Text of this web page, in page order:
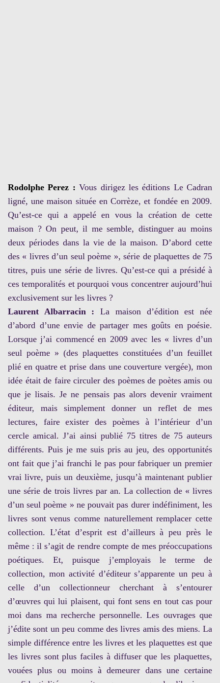
Rodolphe Perez :Vous dirigez les éditions Le Cadran
ligné, une maison située en Corrèze, et fondée en 2009.
Qu’est-ce qui a appelé en vous la création de cette
maison ? On peut, il me semble, distinguer au moins
deux périodes dans la vie de la maison. D’abord cette
des « livres d’un seul poème », série de plaquettes de 75
titres, puis une série de livres. Qu’est-ce qui a présidé à
ces temporalités et pourquoi vous concentrer aujourd’hui
exclusivement sur les livres ?
Laurent Albarracin :La maison d’édition est née
d’abord d’une envie de partager mes goûts en poésie.
Lorsque j’ai commencé en 2009 avec les « livres d’un
seul poème » (des plaquettes constituées d’un feuillet
plié en quatre et prise dans une couverture vergée), mon
idée était de faire circuler des poèmes de poètes amis ou
que je lisais. Je ne pensais pas alors devenir vraiment
éditeur, mais simplement donner un reflet de mes
lectures, faire exister des poèmes à l’intérieur d’un
cercle amical. J’ai ainsi publié 75 titres de 75 auteurs
différents. Puis je me suis pris au jeu, des opportunités
ont fait que j’ai franchi le pas pour fabriquer un premier
vrai livre, puis un deuxième, jusqu’à maintenant publier
une série de trois livres par an. La collection de « livres
d’un seul poème » ne pouvait pas durer indéfiniment, les
livres sont venus comme naturellement remplacer cette
collection. L’état d’esprit est d’ailleurs à peu près le
même : il s’agit de rendre compte de mes préoccupations
poétiques. Et, puisque j’employais le terme de
collection, mon activité d’éditeur s’apparente un peu à
celle d’un collectionneur cherchant à s’entourer
d’œuvres qui lui plaisent, qui font sens en tout cas pour
moi dans ma recherche personnelle. Les ouvrages que
j’édite sont un peu comme des livres amis des miens. La
simple différence entre les livres et les plaquettes est que
les livres sont plus faciles à diffuser que les plaquettes,
vouées plus ou moins à demeurer dans une certaine